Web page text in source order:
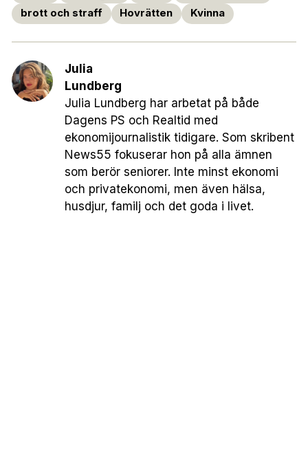
brott och straff
Hovrätten Kvinna
Julia
Lundberg
Julia Lundberg har arbetat på både
Dagens PS och Realtid med
ekonomijournalistik tidigare. Som skribent
News55 fokuserar hon på alla ämnen
som berör seniorer. Inte minst ekonomi
och privatekonomi, men även hälsa,
husdjur, familj och det goda i livet.